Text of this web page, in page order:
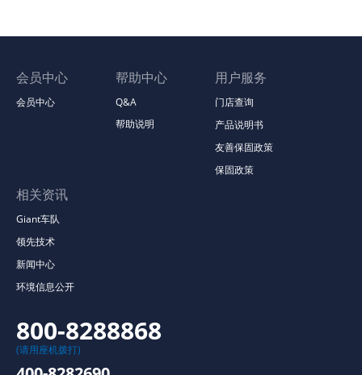
会员中心
会员中心
帮助中心
Q&A
帮助说明
用户服务
门店查询
产品说明书
友善保固政策
保固政策
相关资讯
Giant车队
领先技术
新闻中心
环境信息公开
800-8288868
(请用座机拨打)